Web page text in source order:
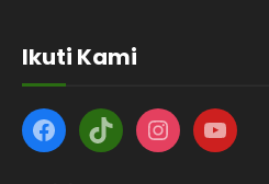
Ikuti Kami